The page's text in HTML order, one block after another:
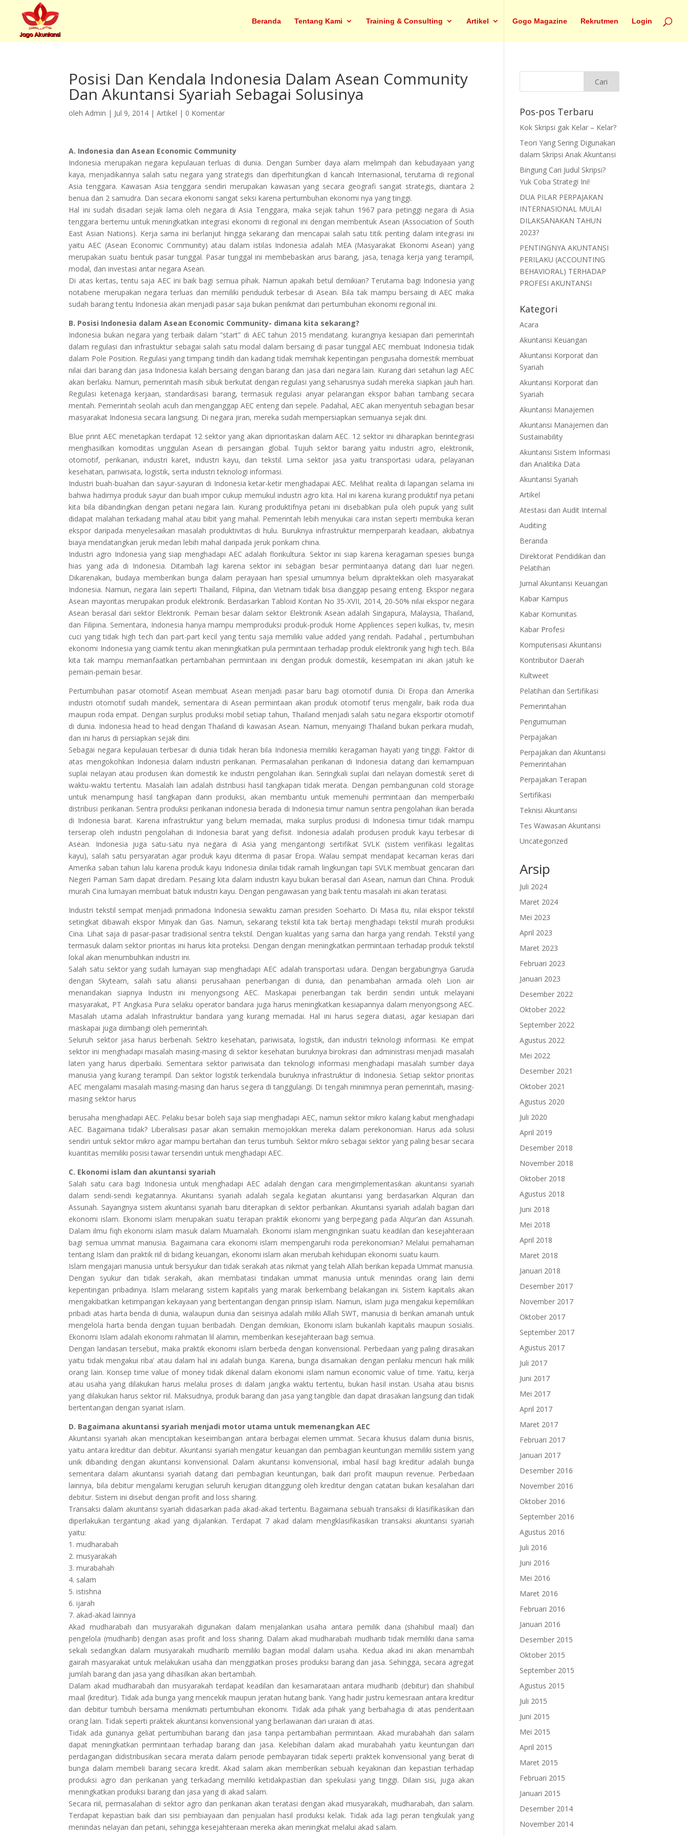
Beranda Tentang Kami Training & Consulting Artikel Gogo Magazine Rekrutmen Login
Posisi Dan Kendala Indonesia Dalam Asean Community
Dan Akuntansi Syariah Sebagai Solusinya
olehAdmin | Jul 9, 2014 |Artikel | 0 Komentar
A. Indonesia dan Asean Economic Community
Indonesia merupakan negara kepulauan terluas di dunia. Dengan Sumber daya alam melimpah dan kebudayaan yang
kaya, menjadikannya salah satu negara yang strategis dan diperhitungkan d kancah Internasional, terutama di regional
Asia tenggara. Kawasan Asia tenggara sendiri merupakan kawasan yang secara geografi sangat strategis, diantara 2
benua dan 2 samudra. Dan secara ekonomi sangat seksi karena pertumbuhan ekonomi nya yang tinggi.
Hal ini sudah disadari sejak lama oleh negara di Asia Tenggara, maka sejak tahun 1967 para petinggi negara di Asia
tenggara bertemu untuk meningkatkan integrasi ekonomi di regional ini dengan membentuk Asean (Association of South
East Asian Nations). Kerja sama ini berlanjut hingga sekarang dan mencapai salah satu titik penting dalam integrasi ini
yaitu AEC (Asean Economic Community) atau dalam istilas Indonesia adalah MEA (Masyarakat Ekonomi Asean) yang
merupakan suatu bentuk pasar tunggal. Pasar tunggal ini membebaskan arus barang, jasa, tenaga kerja yang terampil,
modal, dan investasi antar negara Asean.
Di atas kertas, tentu saja AEC ini baik bagi semua pihak. Namun apakah betul demikian? Terutama bagi Indonesia yang
notabene merupakan negara terluas dan memiliki penduduk terbesar di Asean. Bila tak mampu bersaing di AEC maka
sudah barang tentu Indonesia akan menjadi pasar saja bukan penikmat dari pertumbuhan ekonomi regional ini.
B. Posisi Indonesia dalam Asean Economic Community- dimana kita sekarang?
Indonesia bukan negara yang terbaik dalam “start” di AEC tahun 2015 mendatang. kurangnya kesiapan dari pemerintah
dalam regulasi dan infrastuktur sebagai salah satu modal dalam bersaing di pasar tunggal AEC membuat Indonesia tidak
dalam Pole Position. Regulasi yang timpang tindih dan kadang tidak memihak kepentingan pengusaha domestik membuat
nilai dari barang dan jasa Indonesia kalah bersaing dengan barang dan jasa dari negara lain. Kurang dari setahun lagi AEC
akan berlaku. Namun, pemerintah masih sibuk berkutat dengan regulasi yang seharusnya sudah mereka siapkan jauh hari.
Regulasi ketenaga kerjaan, standardisasi barang, termasuk regulasi anyar pelarangan ekspor bahan tambang secara
mentah. Pemerintah seolah acuh dan menganggap AEC enteng dan sepele. Padahal, AEC akan menyentuh sebagian besar
masyarakat Indonesia secara langsung. Di negara jiran, mereka sudah mempersiapkan semuanya sejak dini.
Blue print AEC menetapkan terdapat 12 sektor yang akan diprioritaskan dalam AEC. 12 sektor ini diharapkan berintegrasi
menghasilkan komoditas unggulan Asean di persaingan global. Tujuh sektor barang yaitu industri agro, elektronik,
otomotif, perikanan, industri karet, industri kayu, dan tekstil. Lima sektor jasa yaitu transportasi udara, pelayanan
kesehatan, pariwisata, logistik, serta industri teknologi informasi.
Industri buah-buahan dan sayur-sayuran di Indonesia ketar-ketir menghadapai AEC. Melihat realita di lapangan selama ini
bahwa hadirnya produk sayur dan buah impor cukup memukul industri agro kita. Hal ini karena kurang produktif nya petani
kita bila dibandingkan dengan petani negara lain. Kurang produktifnya petani ini disebabkan pula oleh pupuk yang sulit
didapat malahan terkadang mahal atau bibit yang mahal. Pemerintah lebih menyukai cara instan seperti membuka keran
ekspor daripada menyelesaikan masalah produktivitas di hulu. Buruknya infrastruktur memperparah keadaan, akibatnya
biaya mendatangkan jeruk medan lebih mahal daripada jeruk ponkam china.
Industri agro Indonesia yang siap menghadapi AEC adalah florikultura. Sektor ini siap karena keragaman spesies bunga
hias yang ada di Indonesia. Ditambah lagi karena sektor ini sebagian besar permintaanya datang dari luar negeri.
Dikarenakan, budaya memberikan bunga dalam perayaan hari spesial umumnya belum dipraktekkan oleh masyarakat
Indonesia. Namun, negara lain seperti Thailand, Filipina, dan Vietnam tidak bisa dianggap pesaing enteng. Ekspor negara
Asean mayoritas merupakan produk elektronik. Berdasarkan Tabloid Kontan No 35-XVII, 2014, 20-50% nilai ekspor negara
Asean berasal dari sektor Elektronik. Pemain besar dalam sektor Elektronik Asean adalah Singapura, Malaysia, Thailand,
dan Filipina. Sementara, Indonesia hanya mampu memproduksi produk-produk Home Appliences seperi kulkas, tv, mesin
cuci yang tidak high tech dan part-part kecil yang tentu saja memiliki value added yang rendah. Padahal , pertumbuhan
ekonomi Indonesia yang ciamik tentu akan meningkatkan pula permintaan terhadap produk elektronik yang high tech. Bila
kita tak mampu memanfaatkan pertambahan permintaan ini dengan produk domestik, kesempatan ini akan jatuh ke
pemain-pemain besar.
Pertumbuhan pasar otomotif Asean membuat Asean menjadi pasar baru bagi otomotif dunia. Di Eropa dan Amerika
industri otomotif sudah mandek, sementara di Asean permintaan akan produk otomotif terus mengalir, baik roda dua
maupun roda empat. Dengan surplus produksi mobil setiap tahun, Thailand menjadi salah satu negara eksportir otomotif
di dunia. Indonesia head to head dengan Thailand di kawasan Asean. Namun, menyaingi Thailand bukan perkara mudah,
dan ini harus di persiapkan sejak dini.
Sebagai negara kepulauan terbesar di dunia tidak heran bila Indonesia memiliki keragaman hayati yang tinggi. Faktor di
atas mengokohkan Indonesia dalam industri perikanan. Permasalahan perikanan di Indonesia datang dari kemampuan
suplai nelayan atau produsen ikan domestik ke industri pengolahan ikan. Seringkali suplai dari nelayan domestik seret di
waktu-waktu tertentu. Masalah lain adalah distribusi hasil tangkapan tidak merata. Dengan pembangunan cold storage
untuk menampung hasil tangkapan dann produksi, akan membantu untuk memenuhi permintaan dan memperbaiki
distribusi perikanan. Sentra produksi perikanan indonesia berada di Indonesia timur namun sentra pengolahan ikan berada
di Indonesia barat. Karena infrastruktur yang belum memadai, maka surplus produsi di Indonesia timur tidak mampu
terserap oleh industri pengolahan di Indonesia barat yang defisit. Indonesia adalah produsen produk kayu terbesar di
Asean. Indonesia juga satu-satu nya negara di Asia yang mengantongi sertifikat SVLK (sistem verifikasi legalitas
kayu), salah satu persyaratan agar produk kayu diterima di pasar Eropa. Walau sempat mendapat kecaman keras dari
Amerika saban tahun lalu karena produk kayu Indonesia dinilai tidak ramah lingkungan tapi SVLK membuat gencaran dari
Negeri Paman Sam dapat diredam. Pesaing kita dalam industri kayu bukan berasal dari Asean, namun dari China. Produk
murah Cina lumayan membuat batuk industri kayu. Dengan pengawasan yang baik tentu masalah ini akan teratasi.
Industri tekstil sempat menjadi primadona Indonesia sewaktu zaman presiden Soeharto. Di Masa itu, nilai ekspor tekstil
setingkat dibawah ekspor Minyak dan Gas. Namun, sekarang tekstil kita tak bertaji menghadapi tekstil murah produksi
Cina. Lihat saja di pasar-pasar tradisional sentra tekstil. Dengan kualitas yang sama dan harga yang rendah. Tekstil yang
termasuk dalam sektor prioritas ini harus kita proteksi. Dengan dengan meningkatkan permintaan terhadap produk tekstil
lokal akan menumbuhkan industri ini.
Salah satu sektor yang sudah lumayan siap menghadapi AEC adalah transportasi udara. Dengan bergabungnya Garuda
dengan Skyteam, salah satu aliansi perusahaan penerbangan di dunia, dan penambahan armada oleh Lion air
menandakan siapnya Industri ini menyongsong AEC. Maskapai penerbangan tak berdiri sendiri untuk melayani
masyarakat, PT Angkasa Pura selaku operator bandara juga harus meningkatkan kesiapannya dalam menyongsong AEC.
Masalah utama adalah Infrastruktur bandara yang kurang memadai. Hal ini harus segera diatasi, agar kesiapan dari
maskapai juga diimbangi oleh pemerintah.
Seluruh sektor jasa harus berbenah. Sektro kesehatan, pariwisata, logistik, dan industri teknologi informasi. Ke empat
sektor ini menghadapi masalah masing-masing di sektor kesehatan buruknya birokrasi dan administrasi menjadi masalah
laten yang harus diperbaiki. Sementara sektor pariwisata dan teknologi informasi menghadapi masalah sumber daya
manusia yang kurang terampil. Dan sektor logistik terkendala buruknya infrastruktur di Indonesia. Setiap sektor prioritas
AEC mengalami masalah masing-masing dan harus segera di tanggulangi. Di tengah minimnya peran pemerintah, masing-
masing sektor harus
berusaha menghadapi AEC. Pelaku besar boleh saja siap menghadapi AEC, namun sektor mikro kalang kabut menghadapi
AEC. Bagaimana tidak? Liberalisasi pasar akan semakin memojokkan mereka dalam perekonomian. Harus ada solusi
sendiri untuk sektor mikro agar mampu bertahan dan terus tumbuh. Sektor mikro sebagai sektor yang paling besar secara
kuantitas memiliki posisi tawar tersendiri untuk menghadapi AEC.
C. Ekonomi islam dan akuntansi syariah
Salah satu cara bagi Indonesia untuk menghadapi AEC adalah dengan cara mengimplementasikan akuntansi syariah
dalam sendi-sendi kegiatannya. Akuntansi syariah adalah segala kegiatan akuntansi yang berdasarkan Alquran dan
Assunah. Sayangnya sistem akuntansi syariah baru diterapkan di sektor perbankan. Akuntansi syariah adalah bagian dari
ekonomi islam. Ekonomi islam merupakan suatu terapan praktik ekonomi yang berpegang pada Alqur’an dan Assunah.
Dalam ilmu fiqh ekonomi islam masuk dalam Muamalah. Ekonomi islam menginginkan suatu keadilan dan kesejahteraan
bagi semua ummat manusia. Bagaimana cara ekonomi islam mempengaruhi roda perekonomian? Melalui pemahaman
tentang Islam dan praktik riil di bidang keuangan, ekonomi islam akan merubah kehidupan ekonomi suatu kaum.
Islam mengajari manusia untuk bersyukur dan tidak serakah atas nikmat yang telah Allah berikan kepada Ummat manusia.
Dengan syukur dan tidak serakah, akan membatasi tindakan ummat manusia untuk menindas orang lain demi
kepentingan pribadinya. Islam melarang sistem kapitalis yang marak berkembang belakangan ini. Sistem kapitalis akan
mengakibatkan ketimpangan kekayaan yang bertentangan dengan prinsip islam. Namun, islam juga mengakui kepemilikan
pribadi atas harta benda di dunia, walaupun dunia dan seisinya adalah miliki Allah SWT, manusia di berikan amanah untuk
mengelola harta benda dengan tujuan beribadah. Dengan demikian, Ekonomi islam bukanlah kapitalis maupun sosialis.
Ekonomi Islam adalah ekonomi rahmatan lil alamin, memberikan kesejahteraan bagi semua.
Dengan landasan tersebut, maka praktik ekonomi islam berbeda dengan konvensional. Perbedaan yang paling dirasakan
yaitu tidak mengakui riba’ atau dalam hal ini adalah bunga. Karena, bunga disamakan dengan perilaku mencuri hak milik
orang lain. Konsep time value of money tidak dikenal dalam ekonomi islam namun economic value of time. Yaitu, kerja
atau usaha yang dilakukan harus melalui proses di dalam jangka waktu tertentu, bukan hasil instan. Usaha atau bisnis
yang dilakukan harus sektor riil. Maksudnya, produk barang dan jasa yang tangible dan dapat dirasakan langsung dan tidak
bertentangan dengan syariat islam.
D. Bagaimana akuntansi syariah menjadi motor utama untuk memenangkan AEC
Akuntansi syariah akan menciptakan keseimbangan antara berbagai elemen ummat. Secara khusus dalam dunia bisnis,
yaitu antara kreditur dan debitur. Akuntansi syariah mengatur keuangan dan pembagian keuntungan memiliki sistem yang
unik dibanding dengan akuntansi konvensional. Dalam akuntansi konvensional, imbal hasil bagi kreditur adalah bunga
sementara dalam akuntansi syariah datang dari pembagian keuntungan, baik dari profit maupun revenue. Perbedaan
lainnya, bila debitur mengalami kerugian seluruh kerugian ditanggung oleh kreditur dengan catatan bukan kesalahan dari
debitur. Sistem ini disebut dengan profit and loss sharing.
Transaksi dalam akuntansi syariah didasarkan pada akad-akad tertentu. Bagaimana sebuah transaksi di klasifikasikan dan
diperlakukan tergantung akad yang dijalankan. Terdapat 7 akad dalam mengklasifikasikan transaksi akuntansi syariah
yaitu:
1. mudharabah
2. musyarakah
3. murabahah
4. salam
5. istishna
6. ijarah
7. akad-akad lainnya
Akad mudharabah dan musyarakah digunakan dalam menjalankan usaha antara pemilik dana (shahibul maal) dan
pengelola (mudharib) dengan asas profit and loss sharing. Dalam akad mudharabah mudharib tidak memiliki dana sama
sekali sedangkan dalam musyarakah mudharib memiliki bagian modal dalam usaha. Kedua akad ini akan menambah
gairah masyarakat untuk melakukan usaha dan menggiatkan proses produksi barang dan jasa. Sehingga, secara agregat
jumlah barang dan jasa yang dihasilkan akan bertambah.
Dalam akad mudharabah dan musyarakah terdapat keadilan dan kesamarataan antara mudharib (debitur) dan shahibul
maal (kreditur). Tidak ada bunga yang mencekik maupun jeratan hutang bank. Yang hadir justru kemesraan antara kreditur
dan debitur tumbuh bersama menikmati pertumbuhan ekonomi. Tidak ada pihak yang berbahagia di atas penderitaan
orang lain. Tidak seperti praktek akuntansi konvensional yang berlawanan dari uraian di atas.
Tidak ada gunanya geliat pertumbuhan barang dan jasa tanpa pertambahan permintaan. Akad murabahah dan salam
dapat meningkatkan permintaan terhadap barang dan jasa. Kelebihan dalam akad murabahah yaitu keuntungan dari
perdagangan didistribusikan secara merata dalam periode pembayaran tidak seperti praktek konvensional yang berat di
bunga dalam membeli barang secara kredit. Akad salam akan memberikan sebuah keyakinan dan kepastian terhadap
produksi agro dan perikanan yang terkadang memiliki ketidakpastian dan spekulasi yang tinggi. Dilain sisi, juga akan
meningkatkan produksi barang dan jasa yang di akad salam.
Secara riil, permasalahan di sektor agro dan perikanan akan teratasi dengan akad musyarakah, mudharabah, dan salam.
Terdapat kepastian baik dari sisi pembiayaan dan penjualan hasil produksi kelak. Tidak ada lagi peran tengkulak yang
menindas nelayan dan petani, sehingga kesejahteraan mereka akan meningkat melalui akad salam.
Pos-pos Terbaru
Kok Skripsi gak Kelar – Kelar?
Teori Yang Sering Digunakan
dalam Skripsi Anak Akuntansi
Bingung Cari Judul Skripsi?
Yuk Coba Strategi Ini!
DUA PILAR PERPAJAKAN
INTERNASIONAL MULAI
DILAKSANAKAN TAHUN
2023?
PENTINGNYA AKUNTANSI
PERILAKU (ACCOUNTING
BEHAVIORAL) TERHADAP
PROFESI AKUNTANSI
Kategori
Acara
Akuntansi Keuangan
Akuntansi Korporat dan
Syariah
Akuntansi Korporat dan
Syariah
Akuntansi Manajemen
Akuntansi Manajemen dan
Sustainability
Akuntansi Sistem Informasi
dan Analitika Data
Akuntansi Syariah
Artikel
Atestasi dan Audit Internal
Auditing
Beranda
Direktorat Pendidikan dan
Pelatihan
Jurnal Akuntansi Keuangan
Kabar Kampus
Kabar Komunitas
Kabar Profesi
Komputerisasi Akuntansi
Kontributor Daerah
Kultweet
Pelatihan dan Sertifikasi
Pemerintahan
Pengumuman
Perpajakan
Perpajakan dan Akuntansi
Pemerintahan
Perpajakan Terapan
Sertifikasi
Teknisi Akuntansi
Tes Wawasan Akuntansi
Uncategorized
Arsip
Juli 2024
Maret 2024
Mei 2023
April 2023
Maret 2023
Februari 2023
Januari 2023
Desember 2022
Oktober 2022
September 2022
Agustus 2022
Mei 2022
Desember 2021
Oktober 2021
Agustus 2020
Juli 2020
April 2019
Desember 2018
November 2018
Oktober 2018
Agustus 2018
Juni 2018
Mei 2018
April 2018
Maret 2018
Januari 2018
Desember 2017
November 2017
Oktober 2017
September 2017
Agustus 2017
Juli 2017
Juni 2017
Mei 2017
April 2017
Maret 2017
Februari 2017
Januari 2017
Desember 2016
November 2016
Oktober 2016
September 2016
Agustus 2016
Juli 2016
Juni 2016
Mei 2016
Maret 2016
Februari 2016
Januari 2016
Desember 2015
Oktober 2015
September 2015
Agustus 2015
Juli 2015
Juni 2015
Mei 2015
April 2015
Maret 2015
Februari 2015
Januari 2015
Desember 2014
November 2014